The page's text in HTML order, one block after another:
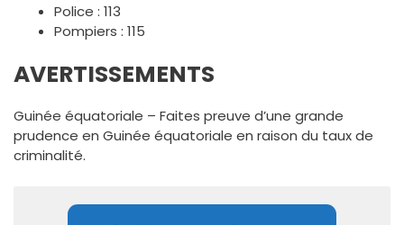
Police : 113
Pompiers : 115
AVERTISSEMENTS
Guinée équatoriale – Faites preuve d’une grande
prudence en Guinée équatoriale en raison du taux de
criminalité.